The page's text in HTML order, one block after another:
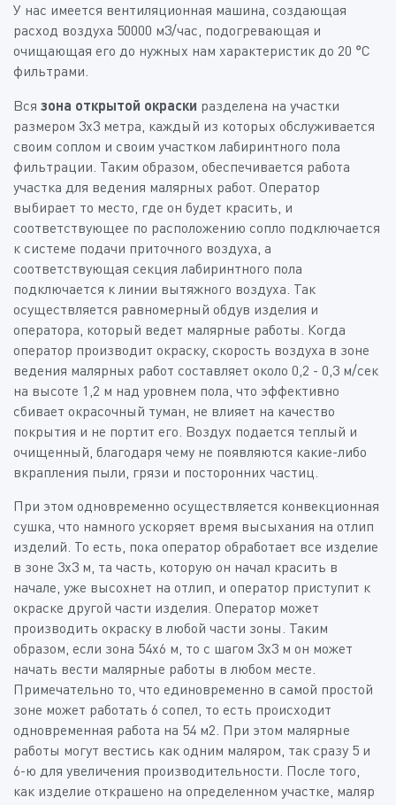
У нас имеется вентиляционная машина, создающая
расход воздуха 50000 м3/час, подогревающая и
очищающая его до нужных нам характеристик до 20 °С
фильтрами.
Вся зона открытой окраски разделена на участки
размером 3х3 метра, каждый из которых обслуживается
своим соплом и своим участком лабиринтного пола
фильтрации. Таким образом, обеспечивается работа
участка для ведения малярных работ. Оператор
выбирает то место, где он будет красить, и
соответствующее по расположению сопло подключается
к системе подачи приточного воздуха, а
соответствующая секция лабиринтного пола
подключается к линии вытяжного воздуха. Так
осуществляется равномерный обдув изделия и
оператора, который ведет малярные работы. Когда
оператор производит окраску, скорость воздуха в зоне
ведения малярных работ составляет около 0,2 - 0,3 м/сек
на высоте 1,2 м над уровнем пола, что эффективно
сбивает окрасочный туман, не влияет на качество
покрытия и не портит его. Воздух подается теплый и
очищенный, благодаря чему не появляются какие-либо
вкрапления пыли, грязи и посторонних частиц.
При этом одновременно осуществляется конвекционная
сушка, что намного ускоряет время высыхания на отлип
изделий. То есть, пока оператор обработает все изделие
в зоне 3х3 м, та часть, которую он начал красить в
начале, уже высохнет на отлип, и оператор приступит к
окраске другой части изделия. Оператор может
производить окраску в любой части зоны. Таким
образом, если зона 54х6 м, то с шагом 3х3 м он может
начать вести малярные работы в любом месте.
Примечательно то, что единовременно в самой простой
зоне может работать 6 сопел, то есть происходит
одновременная работа на 54 м2. При этом малярные
работы могут вестись как одним маляром, так сразу 5 и
6-ю для увеличения производительности. После того,
как изделие открашено на определенном участке, маляр